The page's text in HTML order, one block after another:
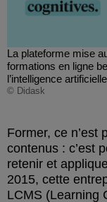
La plateforme mise
formations en ligne
l’intelligence
© Didask
Former, ce n’est
contenus : c’est
retenir et
2015, cette
LCMS (Learning